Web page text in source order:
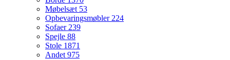
Møbelsæt 53
Opbevaringsmøbler 224
Sofaer 239
Spejle 88
Stole 1871
Andet 975